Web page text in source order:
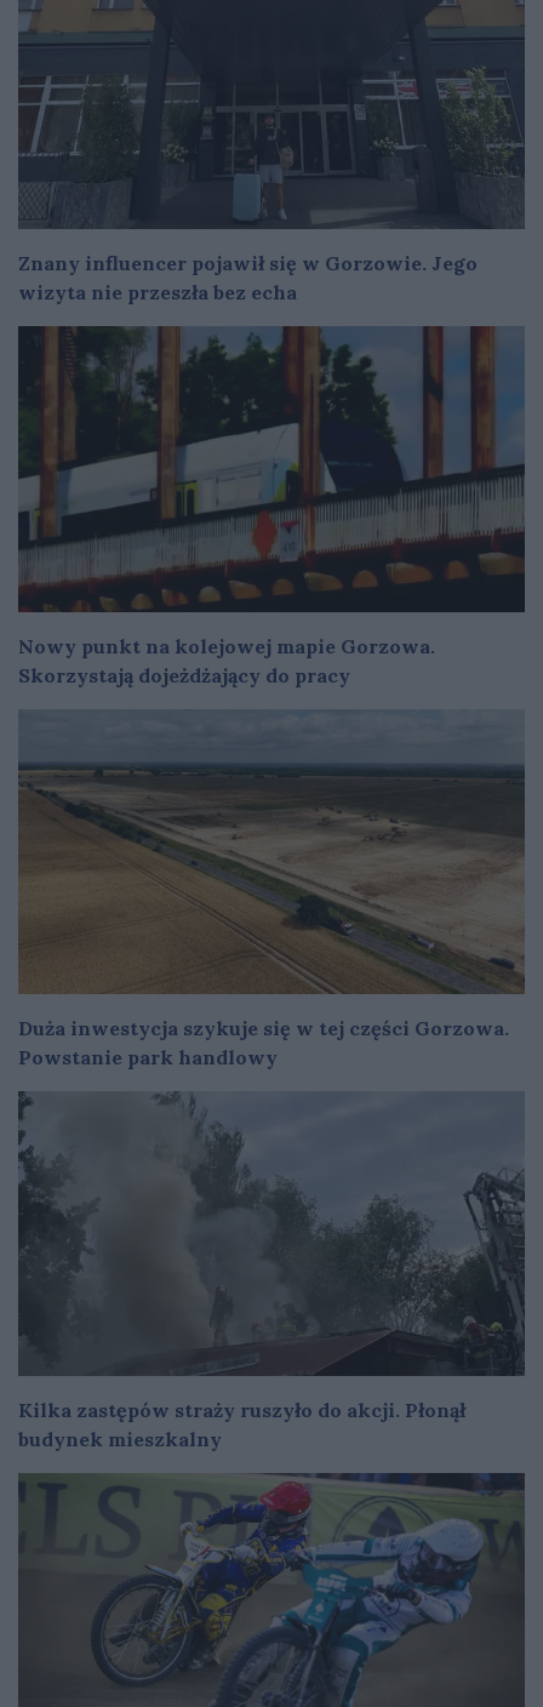
Znany influencer pojawił się w Gorzowie. Jego
wizyta nie przeszła bez echa
Nowy punkt na kolejowej mapie Gorzowa.
Skorzystają dojeżdżający do pracy
Duża inwestycja szykuje się w tej części Gorzowa.
Powstanie park handlowy
Kilka zastępów straży ruszyło do akcji. Płonął
budynek mieszkalny